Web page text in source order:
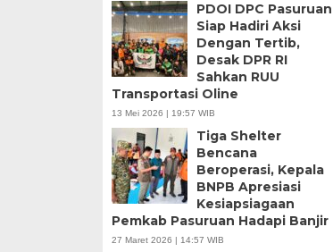
PDOI DPC Pasuruan
Siap Hadiri Aksi
Dengan Tertib,
Desak DPR RI
Sahkan RUU
Transportasi Oline
13 Mei 2026 | 19:57 WIB
Tiga Shelter
Bencana
Beroperasi, Kepala
BNPB Apresiasi
Kesiapsiagaan
Pemkab Pasuruan Hadapi Banjir
27 Maret 2026 | 14:57 WIB